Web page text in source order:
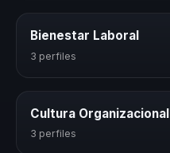
Bienestar Laboral
3 perfiles
Cultura Organizacional
3 perfiles